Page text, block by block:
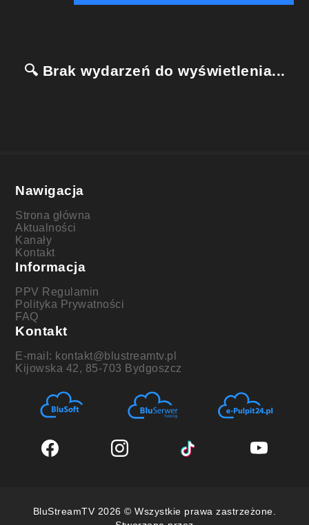
🔍 Brak wydarzeń do wyświetlenia...
Nawigacja
Strona główna
Aktualności
Kanały
Kontakt
Informacja
PPV Regulamin
Polityka Prywatności
FAQ
Kontakt
E-mail: kontakt@blustreamtv.pl
Kijowska 42, 85-703 Bydgoszcz
BluStreamTV 2026 © Wszystkie prawa zastrzeżone.